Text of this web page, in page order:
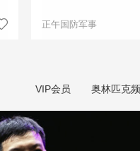
正午国防军事
VIP会员 奥林匹克